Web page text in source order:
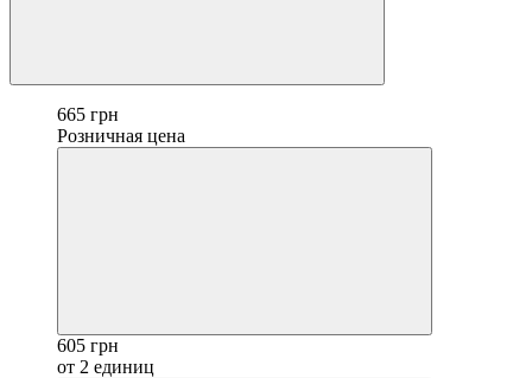
665 грн
Розничная цена
605 грн
от 2 единиц